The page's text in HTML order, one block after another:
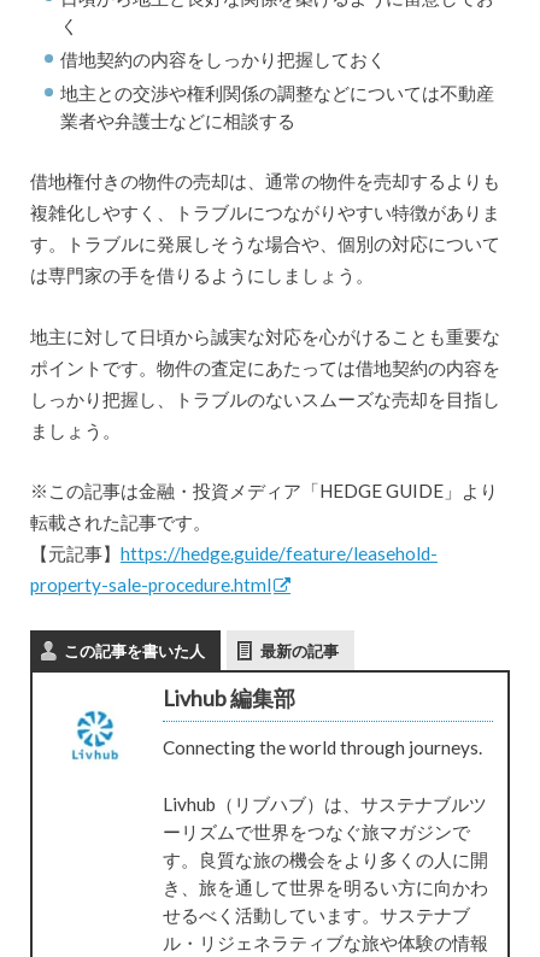
く
借地契約の内容をしっかり把握しておく
地主との交渉や権利関係の調整などについては不動産
業者や弁護士などに相談する
借地権付きの物件の売却は、通常の物件を売却するよりも
複雑化しやすく、トラブルにつながりやすい特徴がありま
す。トラブルに発展しそうな場合や、個別の対応について
は専門家の手を借りるようにしましょう。
地主に対して日頃から誠実な対応を心がけることも重要な
ポイントです。物件の査定にあたっては借地契約の内容を
しっかり把握し、トラブルのないスムーズな売却を目指し
ましょう。
※この記事は金融・投資メディア「HEDGE GUIDE」より
転載された記事です。
【元記事】 https://hedge.guide/feature/leasehold-
property-sale-procedure.html
この記事を書いた人 最新の記事
Livhub 編集部
Connecting the world through journeys.
Livhub（リブハブ）は、サステナブルツ
ーリズムで世界をつなぐ旅マガジンで
す。良質な旅の機会をより多くの人に開
き、旅を通して世界を明るい方に向かわ
せるべく活動しています。サステナブ
ル・リジェネラティブな旅や体験の情報